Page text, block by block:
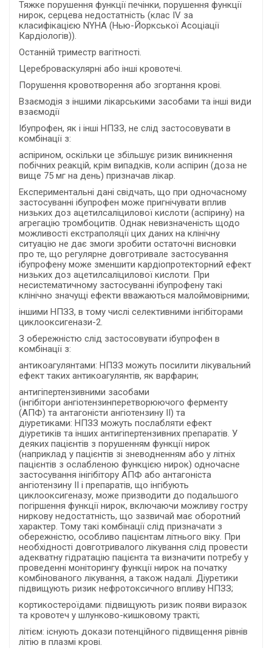
Тяжке порушення функції печінки, порушення функції
нирок, серцева недостатність (клас IV за
класифікацією NYHA (Нью-Йоркської Асоціації
Кардіологів)).
Останній триместр вагітності.
Цереброваскулярні або інші кровотечі.
Порушення кровотворення або згортання крові.
Взаємодія з іншими лікарськими засобами та інші види
взаємодії
Ібупрофен, як і інші НПЗЗ, не слід застосовувати в
комбінації з:
аспірином, оскільки це збільшує ризик виникнення
побічних реакцій, крім випадків, коли аспірин (доза не
вище 75 мг на день) призначав лікар.
Експериментальні дані свідчать, що при одночасному
застосуванні ібупрофен може пригнічувати вплив
низьких доз ацетилсаліцилової кислоти (аспірину) на
агрегацію тромбоцитів. Однак невизначеність щодо
можливості екстраполяції цих даних на клінічну
ситуацію не дає змоги зробити остаточні висновки
про те, що регулярне довготривале застосування
ібупрофену може зменшити кардіопротекторний ефект
низьких доз ацетилсаліцилової кислоти. При
несистематичному застосуванні ібупрофену такі
клінічно значущі ефекти вважаються малоймовірними;
іншими НПЗЗ, в тому числі селективними інгібіторами
циклооксигенази-2.
З обережністю слід застосовувати ібупрофен в
комбінації з:
антикоагулянтами: НПЗЗ можуть посилити лікувальний
ефект таких антикоагулянтів, як варфарин;
антигіпертензивними засобами
(інгібітори ангіотензинперетворюючого ферменту
(АПФ) та антагоністи ангіотензину II) та
діуретиками: НПЗЗ можуть послабляти ефект
діуретиків та інших антигіпертензивних препаратів. У
деяких пацієнтів з порушенням функції нирок
(наприклад у пацієнтів зі зневодненням або у літніх
пацієнтів з ослабленою функцією нирок) одночасне
застосування інігібітору АПФ або антагоніста
ангіотензину ІІ і препаратів, що інгібують
циклооксигеназу, може призводити до подальшого
погіршення функції нирок, включаючи можливу гостру
ниркову недостатність, що зазвичай має оборотний
характер. Тому такі комбінації слід призначати з
обережністю, особливо пацієнтам літнього віку. При
необхідності довготривалого лікування слід провести
адекватну гідратацію пацієнта та визначити потребу у
проведенні моніторингу функції нирок на початку
комбінованого лікування, а також надалі. Діуретики
підвищують ризик нефротоксичного впливу НПЗЗ;
кортикостероїдами: підвищують ризик появи виразок
та кровотеч у шлунково-кишковому тракті;
літієм: існують докази потенційного підвищення рівнів
літію в плазмі крові.